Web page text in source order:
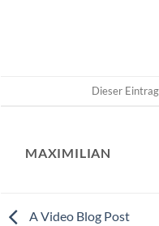
Dieser
MAXIMILIAN
A Video Blog Post